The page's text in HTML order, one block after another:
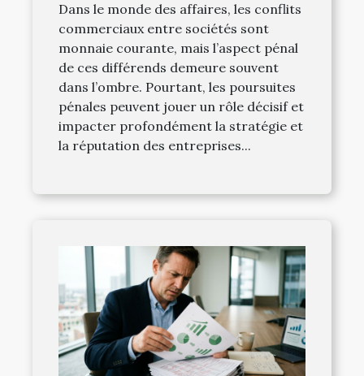
Dans le monde des affaires, les conflits
commerciaux entre sociétés sont
monnaie courante, mais l’aspect pénal
de ces différends demeure souvent
dans l’ombre. Pourtant, les poursuites
pénales peuvent jouer un rôle décisif et
impacter profondément la stratégie et
la réputation des entreprises...